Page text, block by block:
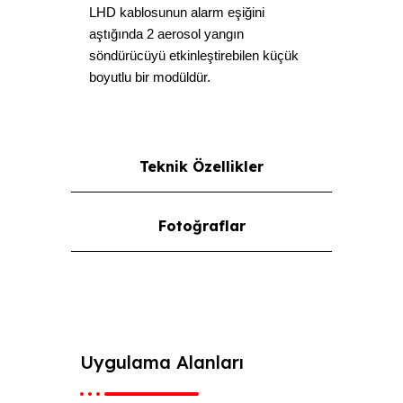
Teknik Özellikler
Fotoğraflar
LHD kablosunun alarm eşiğini
aştığında 2 aerosol yangın
söndürücüyü etkinleştirebilen küçük
boyutlu bir modüldür.
Uygulama Alanları